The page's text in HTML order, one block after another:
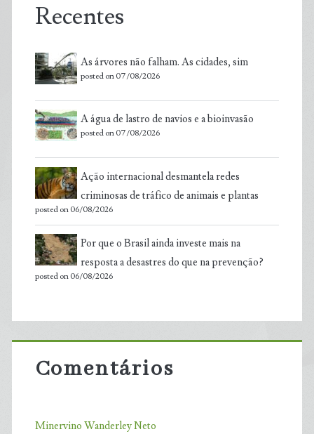
Recentes
As árvores não falham. As cidades, sim
posted on 07/08/2026
A água de lastro de navios e a bioinvasão
posted on 07/08/2026
Ação internacional desmantela redes
criminosas de tráfico de animais e plantas
posted on 06/08/2026
Por que o Brasil ainda investe mais na
resposta a desastres do que na prevenção?
posted on 06/08/2026
Comentários
Minervino Wanderley Neto